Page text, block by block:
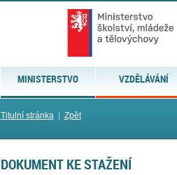
MINISTERSTVO VZDĚLÁVÁNÍ
Titulní stránka| Zpět
DOKUMENT KE STAŽENÍ